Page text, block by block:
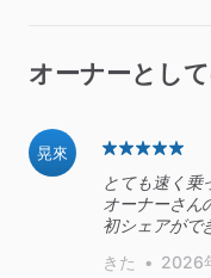
オーナーとし
晃來
とても速く乗
オーナーさん
初シェアがで
きた • 2026